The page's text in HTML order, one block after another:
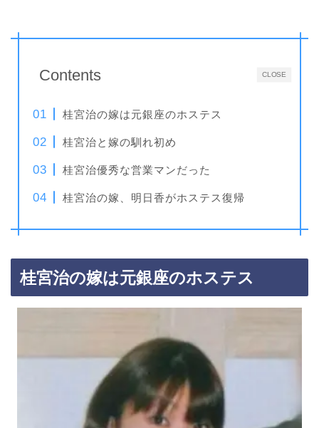
CLOSE
Contents
桂宮治の嫁は元銀座のホステス
桂宮治と嫁の馴れ初め
桂宮治優秀な営業マンだった
桂宮治の嫁、明日香がホステス復帰
桂宮治の嫁は元銀座のホステス